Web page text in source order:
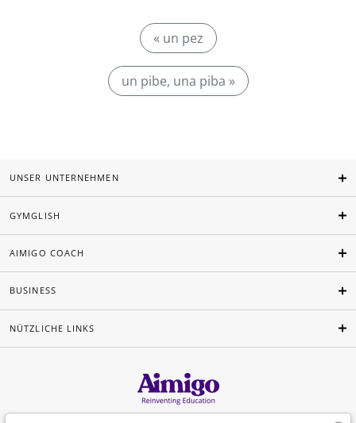
« un pez
un pibe, una piba »
UNSER UNTERNEHMEN
GYMGLISH
AIMIGO COACH
BUSINESS
NÜTZLICHE LINKS